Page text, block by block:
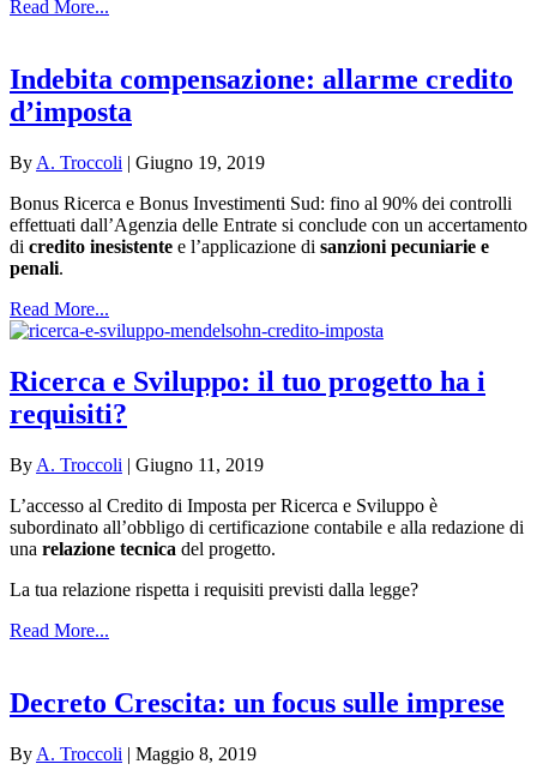
Read More...
Indebita compensazione: allarme credito
d’imposta
By A. Troccoli | Giugno 19, 2019
Bonus Ricerca e Bonus Investimenti Sud: fino al 90% dei controlli
effettuati dall’Agenzia delle Entrate si conclude con un accertamento
di credito inesistente e l’applicazione di sanzioni pecuniarie e
penali.
Read More...
Ricerca e Sviluppo: il tuo progetto ha i
requisiti?
By A. Troccoli | Giugno 11, 2019
L’accesso al Credito di Imposta per Ricerca e Sviluppo è
subordinato all’obbligo di certificazione contabile e alla redazione di
una relazione tecnica del progetto.
La tua relazione rispetta i requisiti previsti dalla legge?
Read More...
Decreto Crescita: un focus sulle imprese
By A. Troccoli | Maggio 8, 2019